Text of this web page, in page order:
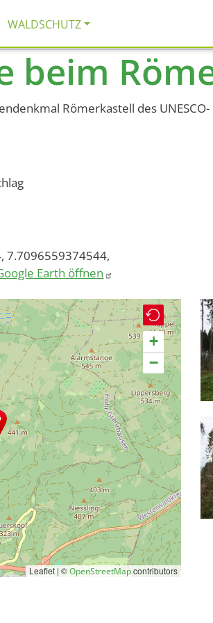
WALDSCHUTZ
beim
Römerkastell des UNESCO-
7.7096559374544,
Earth öffnen
+
−
Leaflet | ©OpenStreetMapcontributors